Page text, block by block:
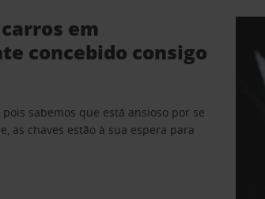
em
concebido consigo
sabemos que está ansioso por se
as chaves estão à sua espera para